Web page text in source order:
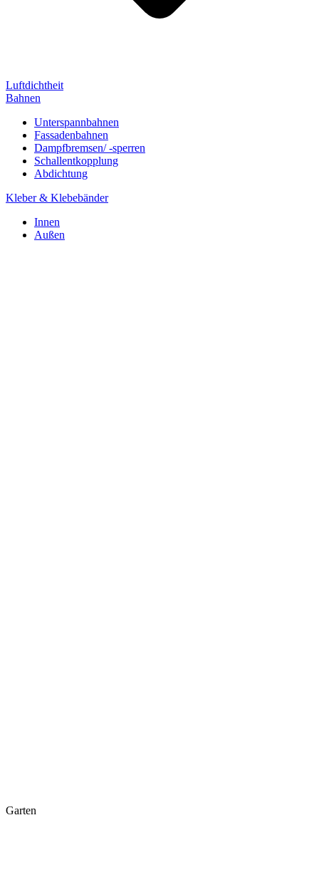
Luftdichtheit
Bahnen
Unterspannbahnen
Fassadenbahnen
Dampfbremsen/ -sperren
Schallentkopplung
Abdichtung
Kleber & Klebebänder
Innen
Außen
Garten